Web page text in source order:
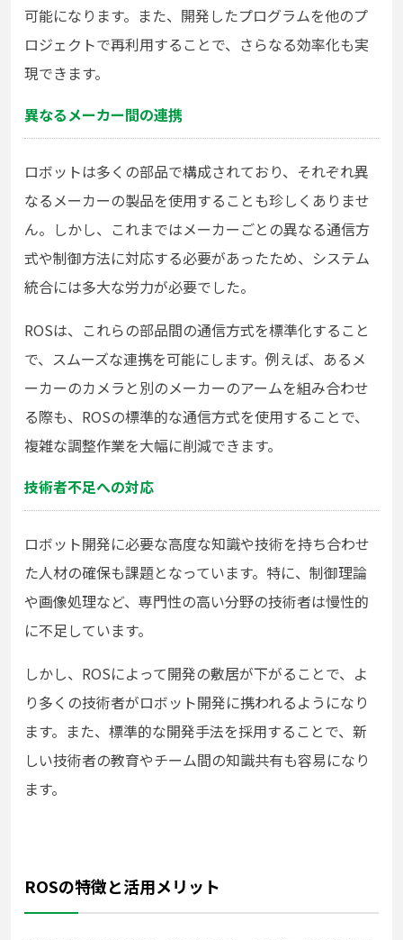
可能になります。また、開発したプログラムを他のプ
ロジェクトで再利用することで、さらなる効率化も実
現できます。
異なるメーカー間の連携
ロボットは多くの部品で構成されており、それぞれ異
なるメーカーの製品を使用することも珍しくありませ
ん。しかし、これまではメーカーごとの異なる通信方
式や制御方法に対応する必要があったため、システム
統合には多大な労力が必要でした。
ROSは、これらの部品間の通信方式を標準化すること
で、スムーズな連携を可能にします。例えば、あるメ
ーカーのカメラと別のメーカーのアームを組み合わせ
る際も、ROSの標準的な通信方式を使用することで、
複雑な調整作業を大幅に削減できます。
技術者不足への対応
ロボット開発に必要な高度な知識や技術を持ち合わせ
た人材の確保も課題となっています。特に、制御理論
や画像処理など、専門性の高い分野の技術者は慢性的
に不足しています。
しかし、ROSによって開発の敷居が下がることで、よ
り多くの技術者がロボット開発に携われるようになり
ます。また、標準的な開発手法を採用することで、新
しい技術者の教育やチーム間の知識共有も容易になり
ます。
ROSの特徴と活用メリット